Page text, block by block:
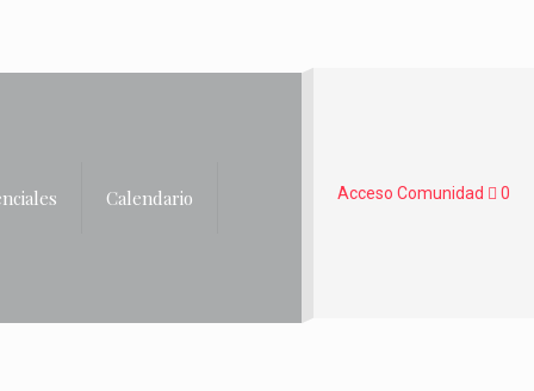
Calendario Acceso Comunidad 0